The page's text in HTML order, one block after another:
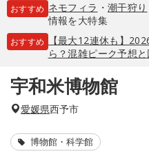
おすすめ ネモフィラ ・ 潮干狩り
情報を大特集
おすすめ
【最大12連休も】
ら？混雑ピーク予想
宇和米博物館
愛媛県西予市
博物館・科学館